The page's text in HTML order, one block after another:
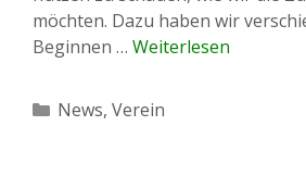
möchten. Dazu haben wir
Beginnen … Weiterlesen
Kategorien
News, Verein